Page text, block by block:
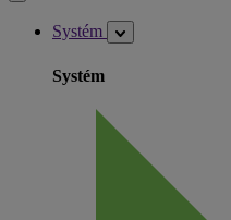
Systém
Systém